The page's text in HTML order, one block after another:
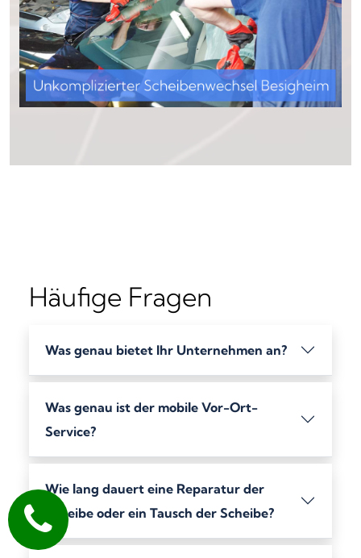
Häufige Fragen
Was genau bietet Ihr Unternehmen an?
Was genau ist der mobile Vor-Ort-
Service?
Wie lang dauert eine Reparatur der
Scheibe oder ein Tausch der Scheibe?